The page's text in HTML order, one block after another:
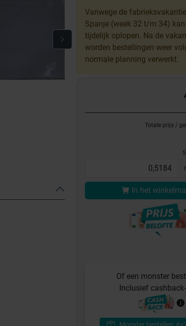
Vanwege de
Spanje (week 32 t/m 34)
tijdelijk oplopen. Na de
worden bestellingen weer
normale planning verwerkt.
Totale prijs /
In het
Of een monster
Inclusief